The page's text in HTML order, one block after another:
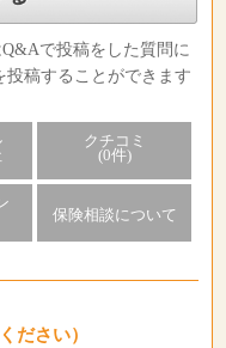
で投稿をした質問に
投稿することができます
クチコミ
(0件)
保険相談について
ださい）